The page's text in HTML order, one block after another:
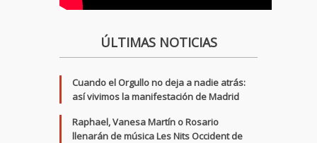
ÚLTIMAS NOTICIAS
Cuando el Orgullo no deja a nadie atrás:
así vivimos la manifestación de Madrid
Raphael, Vanesa Martín o Rosario
llenarán de música Les Nits Occident de